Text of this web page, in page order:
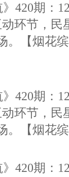
420期：
环节，
。【烟花
420期：
环节，
。【烟花
420期：